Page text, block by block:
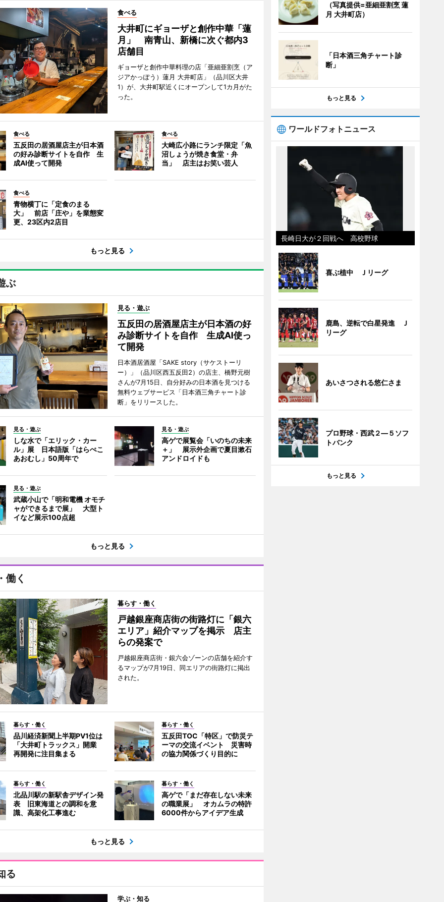
食べる
大井町にギョーザと創作中華「蓮
月」 南青山、新橋に次ぐ都内3
店舗目
ギョーザと創作中華料理の店「亜細亜割烹（ア
ジアかっぽう）蓮月 大井町店」（品川区大井
1）が、大井町駅近くにオープンして1カ月がた
った。
食べる
五反田の居酒屋店主が日本酒
の好み診断サイトを自作 生
成AI使って開発
食べる
大崎広小路にランチ限定「魚
沼しょうが焼き食堂・弁
当」 店主はお笑い芸人
食べる
青物横丁に「定食のまる
大」 前店「庄や」を業態変
更、23区内2店目
もっと見る
ぶ
見る・遊ぶ
五反田の居酒屋店主が日本酒の好
み診断サイトを自作 生成AI使っ
て開発
日本酒居酒屋「SAKE story（サケストーリ
ー）」（品川区西五反田2）の店主、橋野元樹
さんが7月15日、自分好みの日本酒を見つける
無料ウェブサービス「日本酒三角チャート診
断」をリリースした。
見る・遊ぶ
しな水で「エリック・カー
ル」展 日本語版「はらぺこ
あおむし」50周年で
見る・遊ぶ
高ゲで展覧会「いのちの未来
＋」 展示外企画で夏目漱石
アンドロイドも
見る・遊ぶ
武蔵小山で「明和電機 オモチ
ャができるまで展」 大型ト
イなど展示100点超
もっと見る
働く
暮らす・働く
戸越銀座商店街の街路灯に「銀六
エリア」紹介マップを掲示 店主
らの発案で
戸越銀座商店街・銀六会ゾーンの店舗を紹介す
るマップが7月19日、同エリアの街路灯に掲出
された。
暮らす・働く
品川経済新聞上半期PV1位は
「大井町トラックス」開業
再開発に注目集まる
暮らす・働く
五反田TOC「特区」で防災テ
ーマの交流イベント 災害時
の協力関係づくり目的に
暮らす・働く
北品川駅の新駅舎デザイン発
表 旧東海道との調和を意
識、高架化工事進む
暮らす・働く
高ゲで「まだ存在しない未来
の職業展」 オカムラの特許
6000件からアイデア生成
もっと見る
る
学ぶ・知る
（写真提供=亜細亜割烹 蓮
月 大井町店）
「日本酒三角チャート診
断」
もっと見る
ワールドフォトニュース
長崎日大が２回戦へ 高校野球
喜ぶ植中 Ｊリーグ
鹿島、逆転で白星発進 Ｊ
リーグ
あいさつされる悠仁さま
プロ野球・西武２―５ソフ
トバンク
もっと見る